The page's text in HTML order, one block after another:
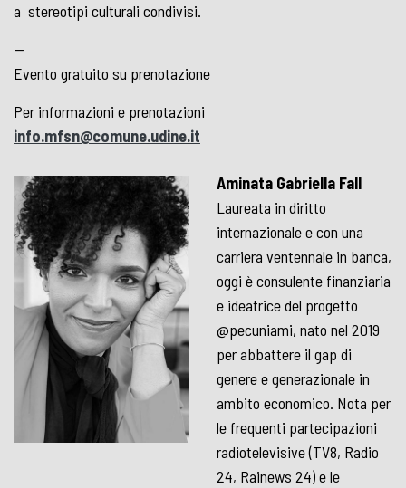
a stereotipi culturali condivisi.
—
Evento gratuito su prenotazione
Per informazioni e prenotazioni
info.mfsn@comune.udine.it
Aminata Gabriella Fall
Laureata in diritto
internazionale e con una
carriera ventennale in banca,
oggi è consulente finanziaria
e ideatrice del progetto
@pecuniami, nato nel 2019
per abbattere il gap di
genere e generazionale in
ambito economico. Nota per
le frequenti partecipazioni
radiotelevisive (TV8, Radio
24, Rainews 24) e le